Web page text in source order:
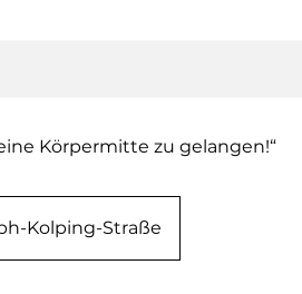
Körpermitte zu gelangen!“
Kolping-Straße